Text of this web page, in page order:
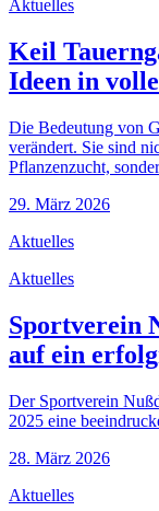
Aktuelles
Keil
Ideen in
Die Bedeutung von
verändert. Sie sind
Pflanzenzucht,
29. März 2026
Aktuelles
Aktuelles
Sportverein
auf ein
Der Sportverein
2025 eine
28. März 2026
Aktuelles